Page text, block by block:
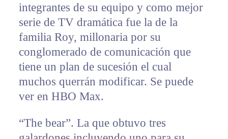
integrantes de su equipo y como mejor
serie de TV dramática fue la de la
familia Roy, millonaria por su
conglomerado de comunicación que
tiene un plan de sucesión el cual
muchos querrán modificar. Se puede
ver en HBO Max.
“The bear”. La que obtuvo tres